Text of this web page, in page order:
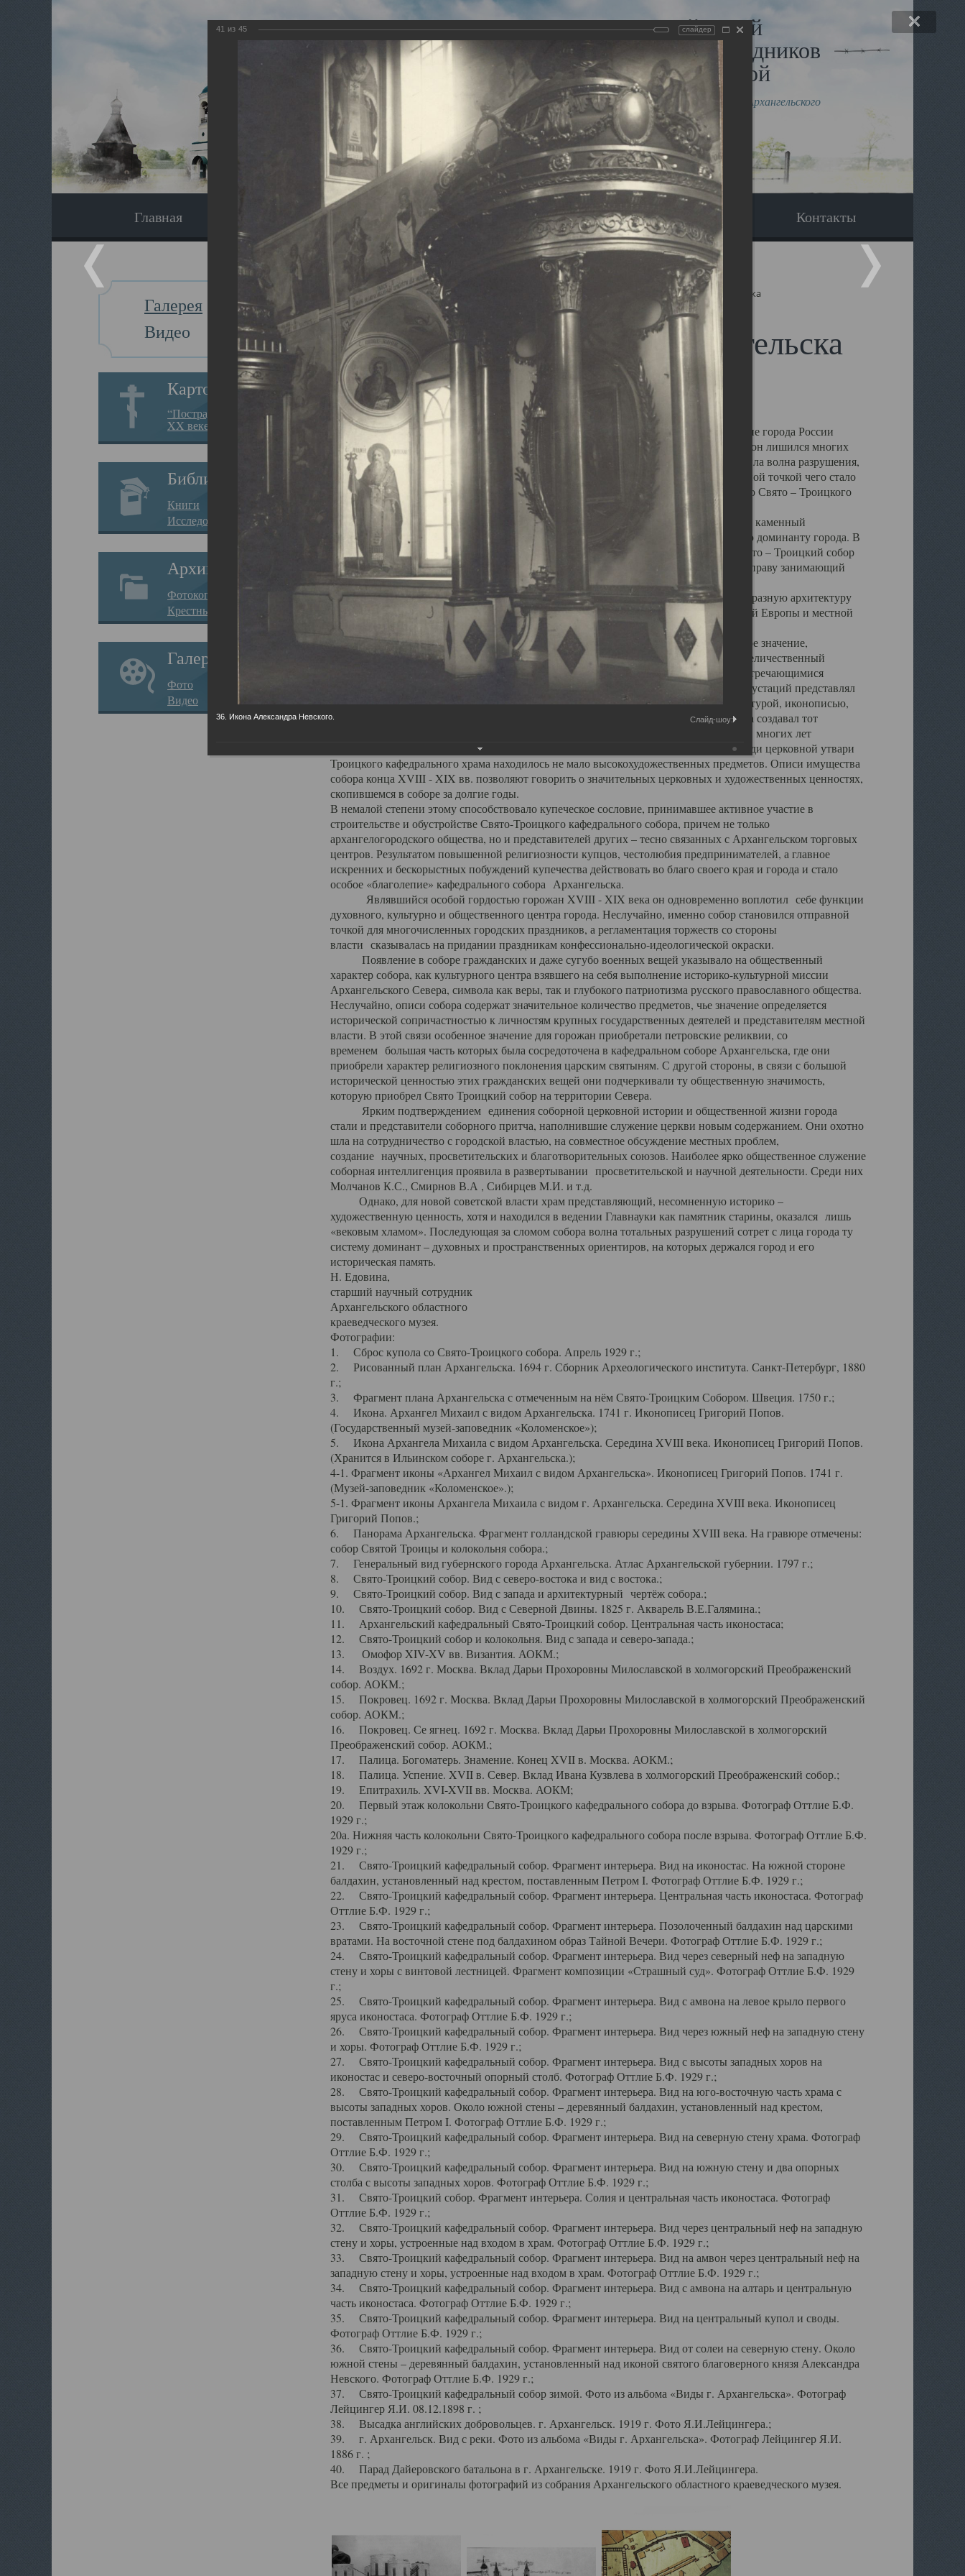
Виртуальный музей
Новомучеников и исповедников
Земли Архангельской
Сайт создан по благословлению митрополита Архангельского
и Холмогорского Даниила
Главная Экскурсия Наследники Галерея Вопрос-ответ Контакты
Галерея
Видео
Картотека
“Пострадавшие за веру в
XX веке на Севере”
Библиотека
Книги
Исследования
Архив
Фотокопии дел
Крестные ходы
Галерея
Фото
Видео
Главная Галерея Храмы-мученики Архангельска Свято-Троицкий собор Архангельска
Свято-Троицкий собор Архангельска
Свято-Троицкий собор Архангельска
23.12.2015
Сегодня мы можем говорить, что Архангельск в большей мере, чем другие губернские города России
пострадал от целенаправленных систематических разрушений, в результате которых он лишился многих
выдающихся памятников архитектуры. Больше всего по старому Архангельску ударила волна разрушения,
вызванная борьбой с религией, набравшая особую силу в конце 20 –х годов. Отправной точкой чего стало
разрушение православного центра архангельской губернии - ансамбля кафедрального Свято – Троицкого
собора Архангельска.
Возникнув в начале XVIII века в центре Архангельска, величественный каменный
двухэтажный Троицкий собор, сразу превратился в зрительную и градостроительную доминанту города. В
XVIII веке по масштабам ему не было равных на Севере. Вплоть до разрушения Свято – Троицкий собор
оставался самым высоким и значительным из городских строений Архангельска, по праву занимающий
второе место, после гостиных дворов, в градостроительной картине Архангельска.
Один из самых больших и светлых соборов России воплотил в себе яркую и своеобразную архитектуру
портового города с отраженными в ней архитектурными течениями России, Западной Европы и местной
архангелогородской школы церковного зодчества.
Масштабность, благолепие и богатство собора, вполне оправдывали его кафедральное значение,
заслуженно выделяя из многочисленных культовых построек города. Обширный и величественный
иконостас украшенный колоннами ионического стиля, с единственными нигде не встречающимися
царскими вратами, изящным фронтоном и множеством резных, символических инкрустаций представлял
собой поистине художественную ценность. В совокупности же с живописью, скульптурой, иконописью,
шитьем, многочисленными предметами церковной утвари интерьер Троицкого храма создавал тот
неповторимый красочный ансамбль декоративного убранства собора, на протяжении многих лет
поражающий воображение своих посетителей. В соборной ризнице, библиотеке, среди церковной утвари
Троицкого кафедрального храма находилось не мало высокохудожественных предметов. Описи имущества
собора конца XVIII - XIX вв. позволяют говорить о значительных церковных и художественных ценностях,
скопившемся в соборе за долгие годы.
В немалой степени этому способствовало купеческое сословие, принимавшее активное участие в
строительстве и обустройстве Свято-Троицкого кафедрального собора, причем не только
архангелогородского общества, но и представителей других – тесно связанных с Архангельском торговых
центров. Результатом повышенной религиозности купцов, честолюбия предпринимателей, а главное
искренних и бескорыстных побуждений купечества действовать во благо своего края и города и стало
особое «благолепие» кафедрального собора Архангельска.
Являвшийся особой гордостью горожан XVIII - XIX века он одновременно воплотил себе функции
духовного, культурно и общественного центра города. Неслучайно, именно собор становился отправной
точкой для многочисленных городских праздников, а регламентация торжеств со стороны
власти сказывалась на придании праздникам конфессионально-идеологической окраски.
Появление в соборе гражданских и даже сугубо военных вещей указывало на общественный
характер собора, как культурного центра взявшего на себя выполнение историко-культурной миссии
Архангельского Севера, символа как веры, так и глубокого патриотизма русского православного общества.
Неслучайно, описи собора содержат значительное количество предметов, чье значение определяется
исторической сопричастностью к личностям крупных государственных деятелей и представителям местной
власти. В этой связи особенное значение для горожан приобретали петровские реликвии, со
временем большая часть которых была сосредоточена в кафедральном соборе Архангельска, где они
приобрели характер религиозного поклонения царским святыням. С другой стороны, в связи с большой
исторической ценностью этих гражданских вещей они подчеркивали ту общественную значимость,
которую приобрел Свято Троицкий собор на территории Севера.
Ярким подтверждением единения соборной церковной истории и общественной жизни города
стали и представители соборного притча, наполнившие служение церкви новым содержанием. Они охотно
шла на сотрудничество с городской властью, на совместное обсуждение местных проблем,
создание научных, просветительских и благотворительных союзов. Наиболее ярко общественное служение
соборная интеллигенция проявила в развертывании просветительской и научной деятельности. Среди них
Молчанов К.С., Смирнов В.А , Сибирцев М.И. и т.д.
Однако, для новой советской власти храм представляющий, несомненную историко –
художественную ценность, хотя и находился в ведении Главнауки как памятник старины, оказался лишь
«вековым хламом». Последующая за сломом собора волна тотальных разрушений сотрет с лица города ту
систему доминант – духовных и пространственных ориентиров, на которых держался город и его
историческая память.
Н. Едовина,
старший научный сотрудник
Архангельского областного
краеведческого музея.
Фотографии:
1. Сброс купола со Свято-Троицкого собора. Апрель 1929 г.;
2. Рисованный план Архангельска. 1694 г. Сборник Археологического института. Санкт-Петербург, 1880
г.;
3. Фрагмент плана Архангельска с отмеченным на нём Свято-Троицким Собором. Швеция. 1750 г.;
4. Икона. Архангел Михаил с видом Архангельска. 1741 г. Иконописец Григорий Попов.
(Государственный музей-заповедник «Коломенское»);
5. Икона Архангела Михаила с видом Архангельска. Середина XVIII века. Иконописец Григорий Попов.
(Хранится в Ильинском соборе г. Архангельска.);
4-1. Фрагмент иконы «Архангел Михаил с видом Архангельска». Иконописец Григорий Попов. 1741 г.
(Музей-заповедник «Коломенское».);
5-1. Фрагмент иконы Архангела Михаила с видом г. Архангельска. Середина XVIII века. Иконописец
Григорий Попов.;
6. Панорама Архангельска. Фрагмент голландской гравюры середины XVIII века. На гравюре отмечены:
собор Святой Троицы и колокольня собора.;
7. Генеральный вид губернского города Архангельска. Атлас Архангельской губернии. 1797 г.;
8. Свято-Троицкий собор. Вид с северо-востока и вид с востока.;
9. Свято-Троицкий собор. Вид с запада и архитектурный чертёж собора.;
10. Свято-Троицкий собор. Вид с Северной Двины. 1825 г. Акварель В.Е.Галямина.;
11. Архангельский кафедральный Свято-Троицкий собор. Центральная часть иконостаса;
12. Свято-Троицкий собор и колокольня. Вид с запада и северо-запада.;
13. Омофор XIV-XV вв. Византия. АОКМ.;
14. Воздух. 1692 г. Москва. Вклад Дарьи Прохоровны Милославской в холмогорский Преображенский
собор. АОКМ.;
15. Покровец. 1692 г. Москва. Вклад Дарьи Прохоровны Милославской в холмогорский Преображенский
собор. АОКМ.;
16. Покровец. Се ягнец. 1692 г. Москва. Вклад Дарьи Прохоровны Милославской в холмогорский
Преображенский собор. АОКМ.;
17. Палица. Богоматерь. Знамение. Конец XVII в. Москва. АОКМ.;
18. Палица. Успение. XVII в. Север. Вклад Ивана Кузвлева в холмогорский Преображенский собор.;
19. Епитрахиль. XVI-XVII вв. Москва. АОКМ;
20. Первый этаж колокольни Свято-Троицкого кафедрального собора до взрыва. Фотограф Оттлие Б.Ф.
1929 г.;
20а. Нижняя часть колокольни Свято-Троицкого кафедрального собора после взрыва. Фотограф Оттлие Б.Ф.
1929 г.;
21. Свято-Троицкий кафедральный собор. Фрагмент интерьера. Вид на иконостас. На южной стороне
балдахин, установленный над крестом, поставленным Петром I. Фотограф Оттлие Б.Ф. 1929 г.;
22. Свято-Троицкий кафедральный собор. Фрагмент интерьера. Центральная часть иконостаса. Фотограф
Оттлие Б.Ф. 1929 г.;
23. Свято-Троицкий кафедральный собор. Фрагмент интерьера. Позолоченный балдахин над царскими
вратами. На восточной стене под балдахином образ Тайной Вечери. Фотограф Оттлие Б.Ф. 1929 г.;
24. Свято-Троицкий кафедральный собор. Фрагмент интерьера. Вид через северный неф на западную
стену и хоры с винтовой лестницей. Фрагмент композиции «Страшный суд». Фотограф Оттлие Б.Ф. 1929
г.;
25. Свято-Троицкий кафедральный собор. Фрагмент интерьера. Вид с амвона на левое крыло первого
яруса иконостаса. Фотограф Оттлие Б.Ф. 1929 г.;
26. Свято-Троицкий кафедральный собор. Фрагмент интерьера. Вид через южный неф на западную стену
и хоры. Фотограф Оттлие Б.Ф. 1929 г.;
27. Свято-Троицкий кафедральный собор. Фрагмент интерьера. Вид с высоты западных хоров на
иконостас и северо-восточный опорный столб. Фотограф Оттлие Б.Ф. 1929 г.;
28. Свято-Троицкий кафедральный собор. Фрагмент интерьера. Вид на юго-восточную часть храма с
высоты западных хоров. Около южной стены – деревянный балдахин, установленный над крестом,
поставленным Петром I. Фотограф Оттлие Б.Ф. 1929 г.;
29. Свято-Троицкий кафедральный собор. Фрагмент интерьера. Вид на северную стену храма. Фотограф
Оттлие Б.Ф. 1929 г.;
30. Свято-Троицкий кафедральный собор. Фрагмент интерьера. Вид на южную стену и два опорных
столба с высоты западных хоров. Фотограф Оттлие Б.Ф. 1929 г.;
31. Свято-Троицкий собор. Фрагмент интерьера. Солия и центральная часть иконостаса. Фотограф
Оттлие Б.Ф. 1929 г.;
32. Свято-Троицкий кафедральный собор. Фрагмент интерьера. Вид через центральный неф на западную
стену и хоры, устроенные над входом в храм. Фотограф Оттлие Б.Ф. 1929 г.;
33. Свято-Троицкий кафедральный собор. Фрагмент интерьера. Вид на амвон через центральный неф на
западную стену и хоры, устроенные над входом в храм. Фотограф Оттлие Б.Ф. 1929 г.;
34. Свято-Троицкий кафедральный собор. Фрагмент интерьера. Вид с амвона на алтарь и центральную
часть иконостаса. Фотограф Оттлие Б.Ф. 1929 г.;
35. Свято-Троицкий кафедральный собор. Фрагмент интерьера. Вид на центральный купол и своды.
Фотограф Оттлие Б.Ф. 1929 г.;
36. Свято-Троицкий кафедральный собор. Фрагмент интерьера. Вид от солеи на северную стену. Около
южной стены – деревянный балдахин, установленный над иконой святого благоверного князя Александра
Невского. Фотограф Оттлие Б.Ф. 1929 г.;
37. Свято-Троицкий кафедральный собор зимой. Фото из альбома «Виды г. Архангельска». Фотограф
Лейцингер Я.И. 08.12.1898 г. ;
38. Высадка английских добровольцев. г. Архангельск. 1919 г. Фото Я.И.Лейцингера.;
39. г. Архангельск. Вид с реки. Фото из альбома «Виды г. Архангельска». Фотограф Лейцингер Я.И.
1886 г. ;
40. Парад Дайеровского батальона в г. Архангельске. 1919 г. Фото Я.И.Лейцингера.
Все предметы и оригиналы фотографий из собрания Архангельского областного краеведческого музея.
41 из 45 слайдер
36. Икона Александра Невского. Слайд-шоу: